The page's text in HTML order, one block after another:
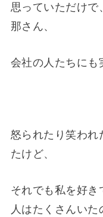
思っていただけで
那さん、
会社の人たちにも
怒られたり笑われ
たけど、
それでも私を好き
人はたくさんいた